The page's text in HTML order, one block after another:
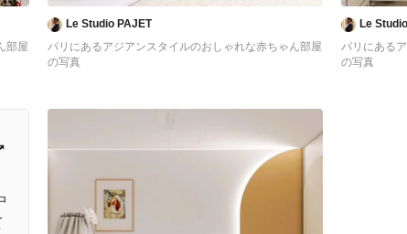
部屋
Le Studio PAJET
パリにあるアジアンスタイルのおしゃれな赤ちゃん部屋
の写真
Le
パリにある
の写真